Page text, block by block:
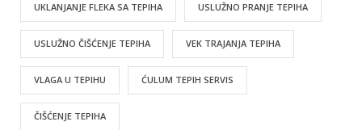
UKLANJANJE FLEKA SA TEPIHA USLUŽNO PRANJE TEPIHA
USLUŽNO ČIŠĆENJE TEPIHA VEK TRAJANJA TEPIHA
VLAGA U TEPIHU ĆULUM TEPIH SERVIS
ČIŠĆENJE TEPIHA